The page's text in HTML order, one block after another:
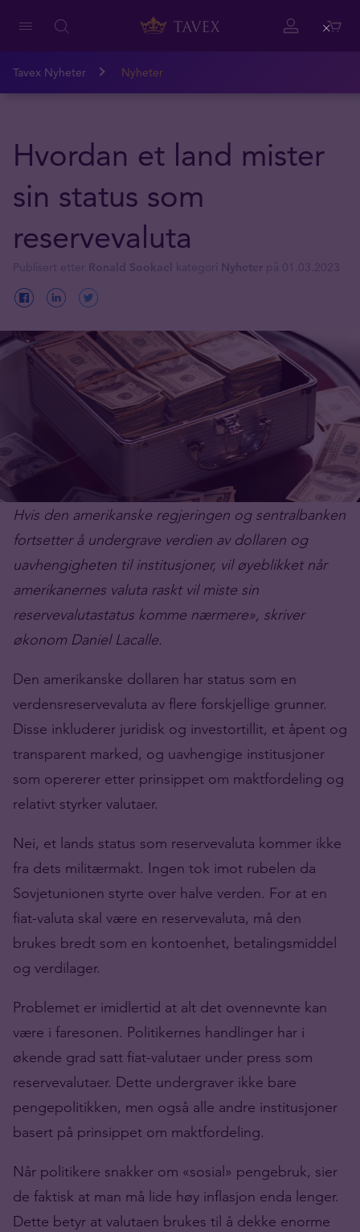
Tavex Nyheter Nyheter
Hvordan et land mister
sin status som
reservevaluta
Hvis den amerikanske regjeringen og sentralbanken
fortsetter å undergrave verdien av dollaren og
uavhengigheten til institusjoner, vil øyeblikket når
amerikanernes valuta raskt vil miste sin
reservevalutastatus komme nærmere», skriver
økonom Daniel Lacalle.
Den amerikanske dollaren har status som en
verdensreservevaluta av flere forskjellige grunner.
Disse inkluderer juridisk og investortillit, et åpent og
transparent marked, og uavhengige institusjoner
som opererer etter prinsippet om maktfordeling og
relativt styrker valutaer.
Nei, et lands status som reservevaluta kommer ikke
fra dets militærmakt. Ingen tok imot rubelen da
Sovjetunionen styrte over halve verden. For at en
fiat-valuta skal være en reservevaluta, må den
brukes bredt som en kontoenhet, betalingsmiddel
og verdilager.
Problemet er imidlertid at alt det ovennevnte kan
være i faresonen. Politikernes handlinger har i
økende grad satt fiat-valutaer under press som
reservevalutaer. Dette undergraver ikke bare
pengepolitikken, men også alle andre institusjoner
basert på prinsippet om maktfordeling.
Når politikere snakker om «sosial» pengebruk, sier
de faktisk at man må lide høy inflasjon enda lenger.
Dette betyr at valutaen brukes til å dekke enorme
Close